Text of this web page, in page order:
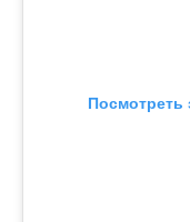
Посмотреть